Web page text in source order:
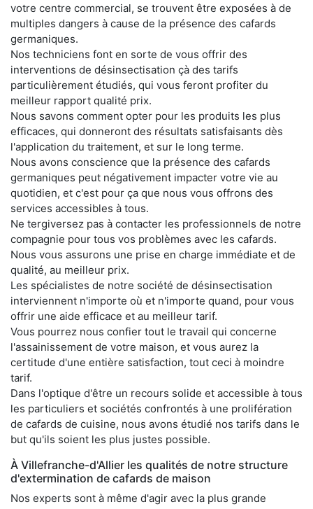
votre centre commercial, se trouvent être exposées à de
multiples dangers à cause de la présence des cafards
germaniques.
Nos techniciens font en sorte de vous offrir des
interventions de désinsectisation çà des tarifs
particulièrement étudiés, qui vous feront profiter du
meilleur rapport qualité prix.
Nous savons comment opter pour les produits les plus
efficaces, qui donneront des résultats satisfaisants dès
l'application du traitement, et sur le long terme.
Nous avons conscience que la présence des cafards
germaniques peut négativement impacter votre vie au
quotidien, et c'est pour ça que nous vous offrons des
services accessibles à tous.
Ne tergiversez pas à contacter les professionnels de notre
compagnie pour tous vos problèmes avec les cafards.
Nous vous assurons une prise en charge immédiate et de
qualité, au meilleur prix.
Les spécialistes de notre société de désinsectisation
interviennent n'importe où et n'importe quand, pour vous
offrir une aide efficace et au meilleur tarif.
Vous pourrez nous confier tout le travail qui concerne
l'assainissement de votre maison, et vous aurez la
certitude d'une entière satisfaction, tout ceci à moindre
tarif.
Dans l'optique d'être un recours solide et accessible à tous
les particuliers et sociétés confrontés à une prolifération
de cafards de cuisine, nous avons étudié nos tarifs dans le
but qu'ils soient les plus justes possible.
À Villefranche-d'Allier les qualités de notre structure
d'extermination de cafards de maison
Nos experts sont à même d'agir avec la plus grande